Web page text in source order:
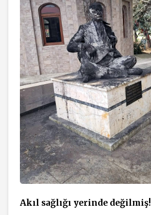
Akıl sağlığı yerinde değilmiş!